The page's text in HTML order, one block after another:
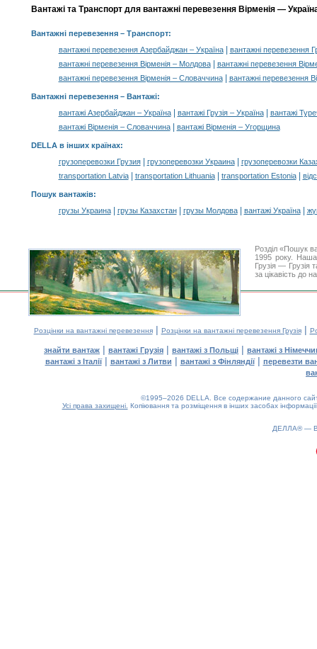
Вантажі та Транспорт для вантажні перевезення Вірменія —
Вантажні перевезення– Транспорт:
вантажні перевезення Азербайджан – Україна|
вантажні перевезення
вантажні перевезення Вірменія – Молдова|
вантажні перевезення
вантажні перевезення Вірменія – Словаччина| вантажні перевезення
Вантажні перевезення – Вантажі:
вантажі Азербайджан – Україна| вантажі Грузія – Україна|
вантажі
вантажі Вірменія – Словаччина| вантажі Вірменія – Угорщина
DELLA в інших країнах:
грузоперевозки Грузия| грузоперевозки Украина|
грузоперевозки
transportation Latvia| transportation Lithuania| transportation Estonia|
Пошук вантажів:
грузы Украина| грузы Казахстан| грузы Молдова| вантажі Україна|
Розділ «Пошук
1995 року. Наша
Грузія — Грузія
за цікавість до
Розцінки на вантажні перевезення| Розцінки на вантажні перевезення Грузія|
знайти вантаж | вантажі Грузія | вантажі з Польщі | вантажі з
вантажі з Італії| вантажі з Литви | вантажі з Фінляндії| перевезти
©1995–2026 DELLA. Все содержание данного
Усі права захищені. Копіювання та розміщення в інших засобах
ДЕЛЛА® —